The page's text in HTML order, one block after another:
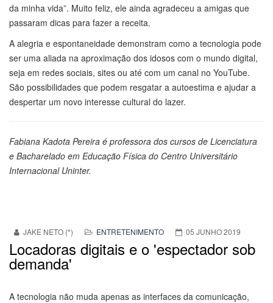
da minha vida”. Muito feliz, ele ainda agradeceu a amigas que
passaram dicas para fazer a receita.
A alegria e espontaneidade demonstram como a tecnologia pode
ser uma aliada na aproximação dos idosos com o mundo digital,
seja em redes sociais, sites ou até com um canal no YouTube.
São possibilidades que podem resgatar a autoestima e ajudar a
despertar um novo interesse cultural do lazer.
Fabiana Kadota Pereira é professora dos cursos de Licenciatura
e Bacharelado em Educação Física do Centro Universitário
Internacional Uninter.
JAKE NETO (*) ENTRETENIMENTO 05 JUNHO 2019
Locadoras digitais e o 'espectador sob
demanda'
A tecnologia não muda apenas as interfaces da comunicação,